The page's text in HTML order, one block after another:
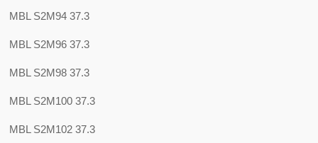
MBL S2M94 37.3
MBL S2M96 37.3
MBL S2M98 37.3
MBL S2M100 37.3
MBL S2M102 37.3